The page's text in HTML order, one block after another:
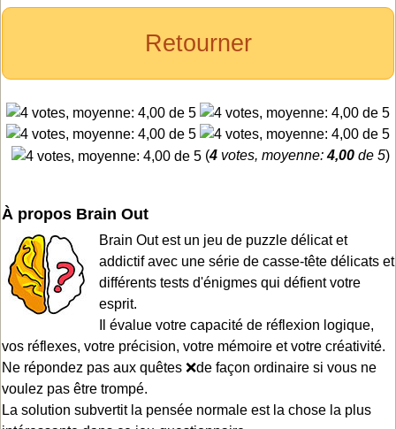
Retourner
(4 votes, moyenne:4,00 de 5)
À propos Brain Out
Brain Out est un jeu de puzzle délicat et
addictif avec une série de casse-tête délicats et
différents tests d'énigmes qui défient votre
esprit.
Il évalue votre capacité de réflexion logique,
vos réflexes, votre précision, votre mémoire et votre créativité.
Ne répondez pas aux quêtes ❌de façon ordinaire si vous ne
voulez pas être trompé.
La solution subvertit la pensée normale est la chose la plus